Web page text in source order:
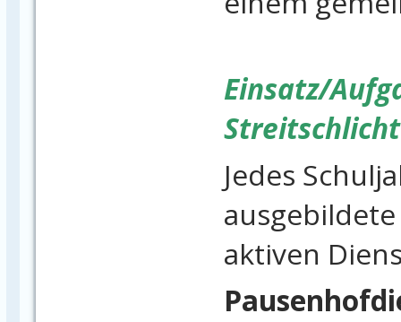
Einsatz/
Jedes
aktiven